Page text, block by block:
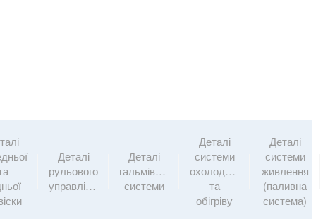
Деталі
рульового
управління
Деталі
гальмівної
системи
Деталі
системи
охолодження
та
обігріву
Деталі
системи
живлення
(паливна
система)